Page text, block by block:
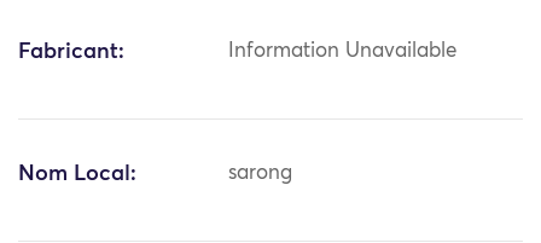
Fabricant: Information Unavailable
Nom Local: sarong